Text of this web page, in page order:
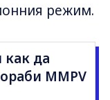
режим.
как да
MMPV